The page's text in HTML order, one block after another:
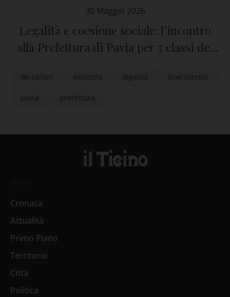
30 Maggio 2026
Legalità e coesione sociale: l’incontro
alla Prefettura di Pavia per 5 classi dei
de carlini incontro legalità licei classici
pavia prefettura
News
Cronaca
Attualità
Primo Piano
Territorio
Città
Politica